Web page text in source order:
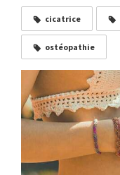
cicatrice
ostéopathie